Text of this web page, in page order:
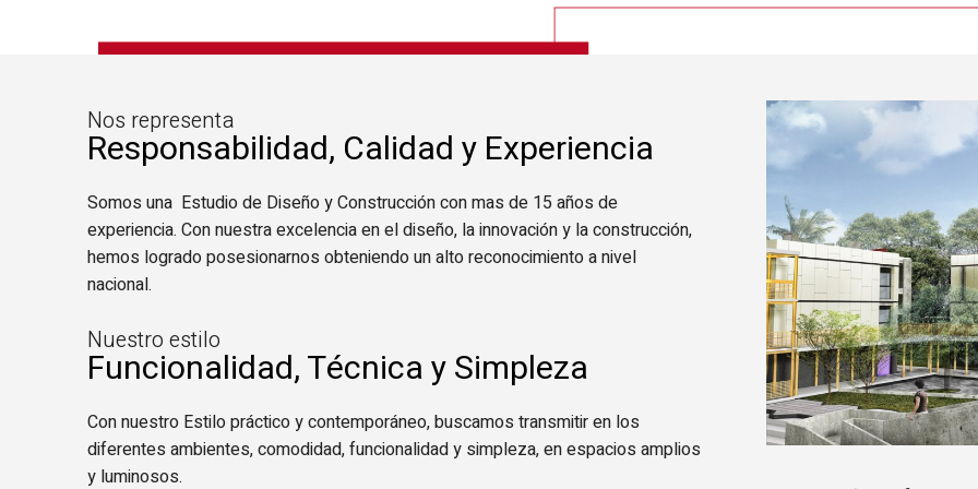
Nos representa
Responsabilidad, Calidad y Experiencia
Somos una Estudio de Diseño y Construcción con mas de 15 años de
experiencia. Con nuestra excelencia en el diseño, la innovación y la construcción,
hemos logrado posesionarnos obteniendo un alto reconocimiento a nivel
nacional.
Nuestro estilo
Funcionalidad, Técnica y Simpleza
Con nuestro Estilo práctico y contemporáneo, buscamos transmitir en los
diferentes ambientes, comodidad, funcionalidad y simpleza, en espacios amplios
y luminosos.